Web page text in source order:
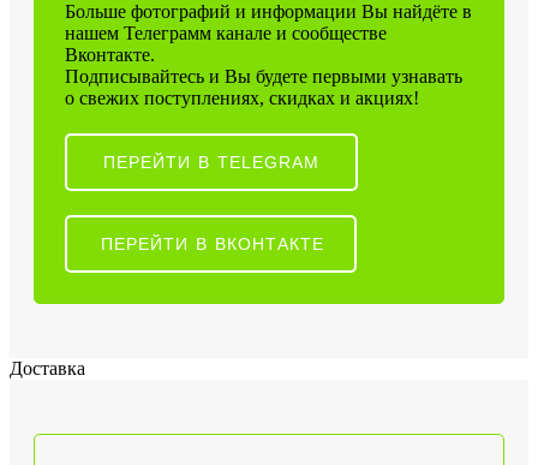
Больше фотографий и информации Вы найдёте в
нашем Телеграмм канале и сообществе
Вконтакте.
Подписывайтесь и Вы будете первыми узнавать
о свежих поступлениях, скидках и акциях!
ПЕРЕЙТИ В TELEGRAM
ПЕРЕЙТИ В ВКОНТАКТЕ
Доставка